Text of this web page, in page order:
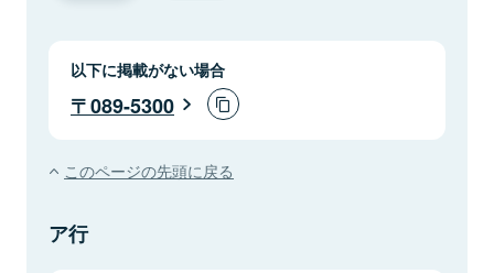
以下に掲載がない場合
089-5300
このページの先頭に戻る
ア行